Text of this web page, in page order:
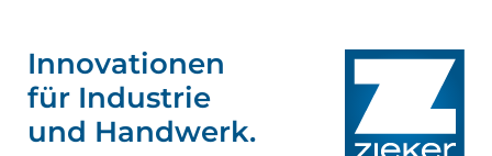
Innovationen
für Industrie
und Handwerk.